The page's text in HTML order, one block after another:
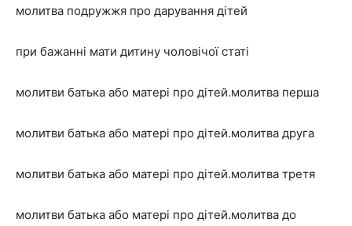
молитва подружжя про дарування дітей
при бажанні мати дитину чоловічої статі
молитви батька або матері про дітей.молитва перша
молитви батька або матері про дітей.молитва друга
молитви батька або матері про дітей.молитва третя
молитви батька або матері про дітей.молитва до